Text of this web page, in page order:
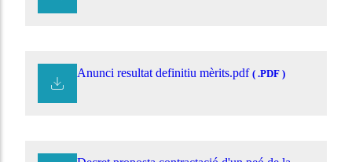
Anunci resultat definitiu mèrits.pdf ( .PDF )